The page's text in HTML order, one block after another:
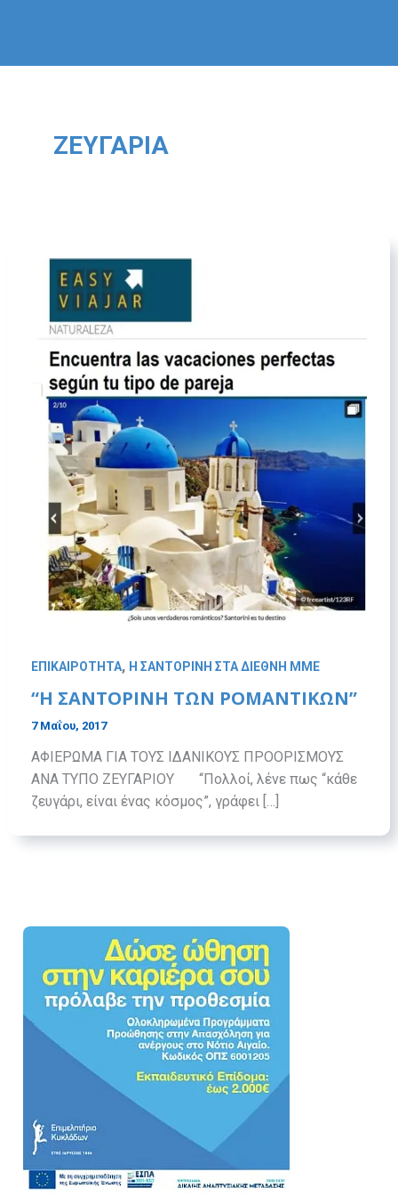
ΖΕΥΓΆΡΙΑ
ΕΠΙΚΑΙΡΟΤΗΤΑ, Η ΣΑΝΤΟΡΙΝΗ ΣΤΑ ΔΙΕΘΝΗ ΜΜΕ
“Η ΣΑΝΤΟΡΙΝΗ ΤΩΝ ΡΟΜΑΝΤΙΚΩΝ”
7 Μαΐου, 2017
ΑΦΙΕΡΩΜΑ ΓΙΑ ΤΟΥΣ ΙΔΑΝΙΚΟΥΣ ΠΡΟΟΡΙΣΜΟΥΣ
ΑΝΑ ΤΥΠΟ ΖΕΥΓΑΡΙΟΥ “Πολλοί, λένε πως “κάθε
ζευγάρι, είναι ένας κόσμος”, γράφει […]